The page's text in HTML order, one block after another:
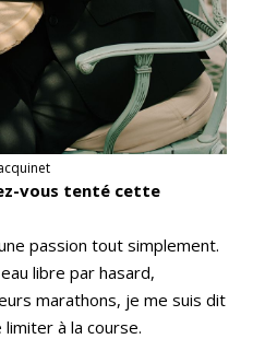
vous tenté cette
passion tout simplement.
libre par hasard,
marathons, je me suis dit
à la course.